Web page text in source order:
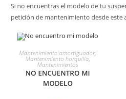
Si no encuentras el modelo de tu
petición de mantenimiento desde este
SELECCIONAR OPCIONES
Mantenimiento amortiguador,
Mantenimiento horquilla,
Mantenimientos
NO ENCUENTRO MI
MODELO